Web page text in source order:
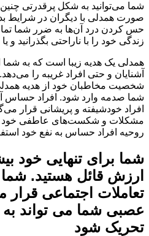
شما می‌توانید به شکل پرقدرتی
صورت همدلی با دیگران در شرایط
حس کردن درد آن‌ها به ضرر شما
زندگی خود را با ناراحتی بگذرانید و
همدلی یک هدیه زیبا است که به
آشنایان و حتی افراد غریبه را
شخصیت مخاطبان خود از هدیه
شما صدمه وارد شود. افراد حساس
افراد خودشیفته و پریشانی قرار
مشکلات و شکست‌های عاطفی خود
روحیه افراد حساس به نفع خود
شما برای تنهایی خود
ارزش قائل هستید. شما
تعاملات اجتماعی
عصبی شما می تواند
تحریک شود